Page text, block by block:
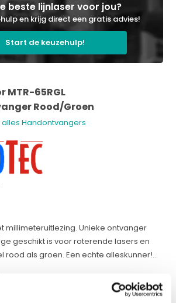
beste lijnlaser voor jou?
en krijg direct een gratis advies!
Start de keuzehulp!
MTR-65RGL
Rood/Groen
alles Handontvangers
millimeteruitlezing. Unieke ontvanger
geschikt is voor roterende lasers en
rood als groen. Een echte alleskunner!...